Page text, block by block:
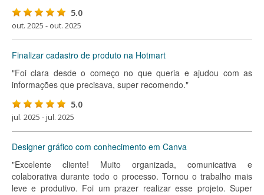
5.0
out. 2025 - out. 2025
Finalizar cadastro de produto na Hotmart
"Foi clara desde o começo no que queria e ajudou com as
informações que precisava, super recomendo."
5.0
jul. 2025 - jul. 2025
Designer gráfico com conhecimento em Canva
"Excelente cliente! Muito organizada, comunicativa e
colaborativa durante todo o processo. Tornou o trabalho mais
leve e produtivo. Foi um prazer realizar esse projeto. Super